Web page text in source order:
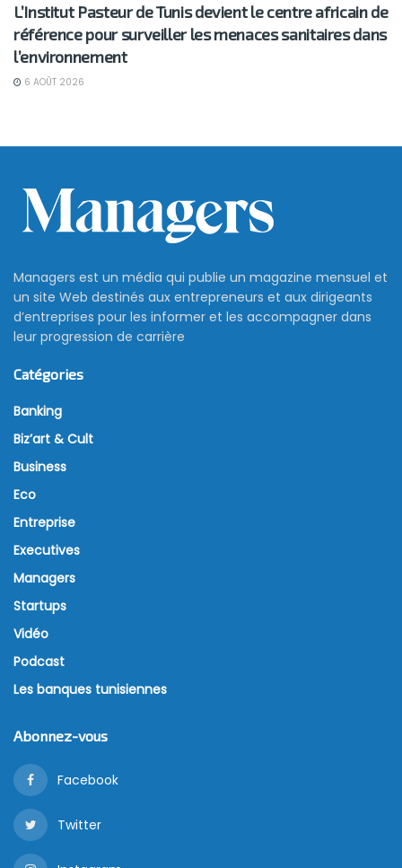
L’Institut Pasteur de Tunis devient le centre africain de
référence pour surveiller les menaces sanitaires dans
l’environnement
6 AOÛT 2026
Managers est un média qui publie un magazine mensuel et
un site Web destinés aux entrepreneurs et aux dirigeants
d’entreprises pour les informer et les accompagner dans
leur progression de carrière
Catégories
Banking
Biz’art & Cult
Business
Eco
Entreprise
Executives
Managers
Startups
Vidéo
Podcast
Les banques tunisiennes
Abonnez-vous
Facebook
Twitter